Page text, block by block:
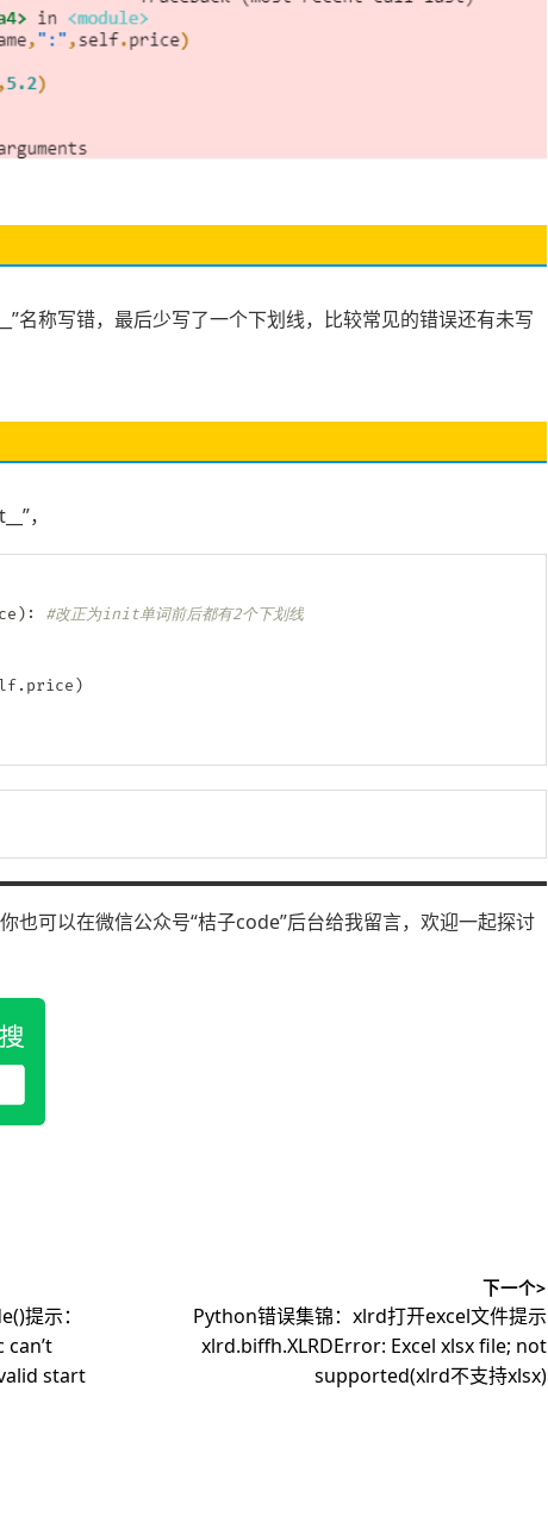
名称写错，最后少写了一个下划线，比较常见的错误还有未写
，
) :
#改正为init单词前后都有2个下划线
. price )
也可以在微信公众号“桔子code”后台给我留言，欢迎一起探讨
提示：
can’t
start
下一个>
下
篇
Python错误集锦：xlrd打开excel文件提示
xlrd.biffh.XLRDError: Excel xlsx file; not
supported(xlrd不支持xlsx)